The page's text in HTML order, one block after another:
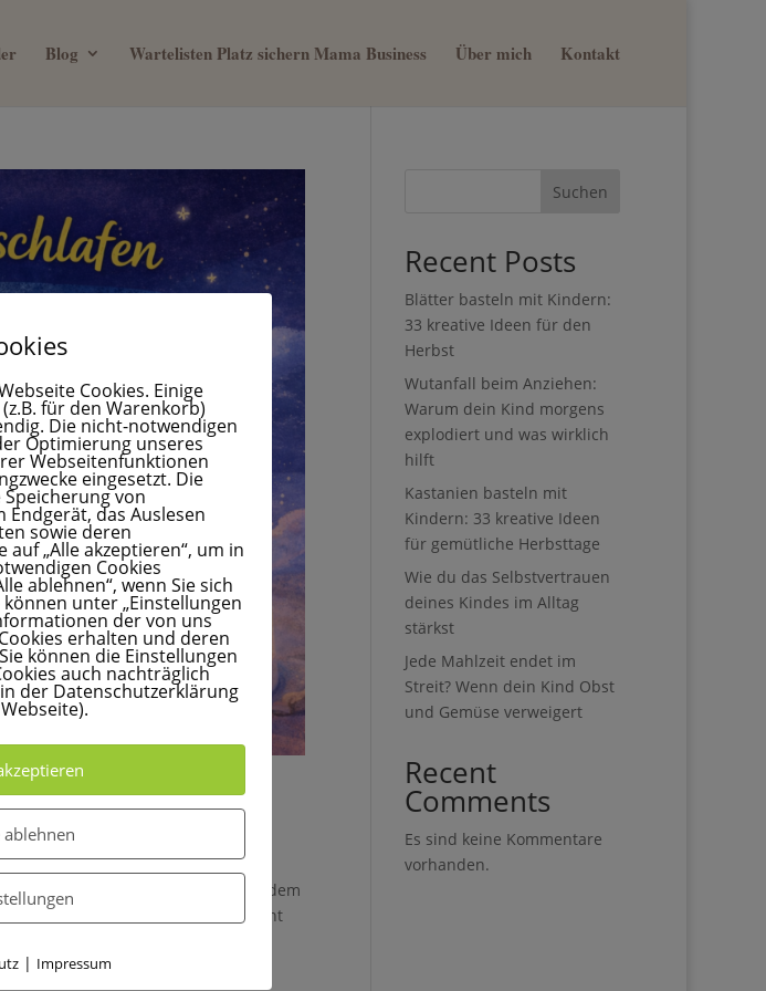
Blog Wartelisten Platz sichern Mama Business Über mich Kontakt
ruhigere Abende
Baby eigentlich auch. Und trotzdem
schlecht einschläft, bist du nicht
Suchen
Recent Posts
Blätter basteln mit Kindern:
33 kreative Ideen für den
Herbst
Wutanfall beim Anziehen:
Warum dein Kind morgens
explodiert und was wirklich
hilft
Kastanien basteln mit
Kindern: 33 kreative Ideen
für gemütliche Herbsttage
Wie du das Selbstvertrauen
deines Kindes im Alltag
stärkst
Jede Mahlzeit endet im
Streit? Wenn dein Kind Obst
und Gemüse verweigert
Recent
Comments
Es sind keine Kommentare
vorhanden.
Cookies. Einige
für den Warenkorb)
Die nicht-notwendigen
Optimierung unseres
Webseitenfunktionen
eingesetzt. Die
von
das Auslesen
sowie deren
auf „Alle akzeptieren“, um in
Cookies
ablehnen“, wenn Sie sich
unter „Einstellungen
der von uns
erhalten und deren
können die Einstellungen
auch nachträglich
der Datenschutzerklärung
ablehnen
| Impressum